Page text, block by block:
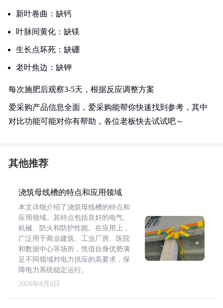
新叶卷曲：缺钙
叶脉间黄化：缺镁
生长点坏死：缺硼
老叶焦边：缺钾
每次施肥后观察3-5天，根据反应调整方案
爱采购产品信息全面，爱采购能帮你快速找到参考，其中
对比功能可能对你有帮助，各位老板快去试试吧～
其他推荐
浇筑母线槽的特点和应用领域
本文详细介绍了浇筑母线槽的特点和
应用领域。其特点包括良好的电气、
机械、防火和防护性能。在应用上，
广泛用于商业建筑、工业厂房、医院
和数据中心等场所，凭借自身优势满
足不同领域对电力供应的高要求，保
障电力系统稳定运行。
2026年8月4日